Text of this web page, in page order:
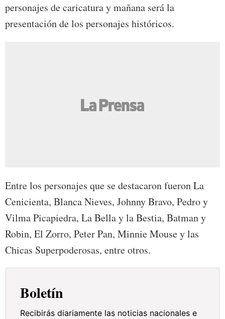
personajes de caricatura y mañana será la
presentación de los personajes históricos.
Entre los personajes que se destacaron fueron La
Cenicienta, Blanca Nieves, Johnny Bravo, Pedro y
Vilma Picapiedra, La Bella y la Bestia, Batman y
Robin, El Zorro, Peter Pan, Minnie Mouse y las
Chicas Superpoderosas, entre otros.
Boletín
Recibirás diariamente las noticias nacionales e